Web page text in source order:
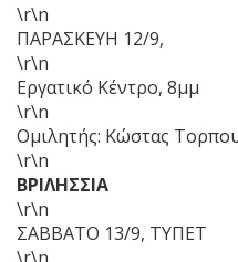
\r\n
ΠΑΡΑΣΚΕΥΗ 12/9,
\r\n
Εργατικό Κέντρο, 8μμ
\r\n
Ομιλητής: Κώστας
\r\n
ΒΡΙΛΗΣΣΙΑ
\r\n
ΣΑΒΒΑΤΟ 13/9, ΤΥΠΕΤ